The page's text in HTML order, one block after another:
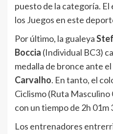
puesto de la categoría.
los Juegos en este
Por último, la gualeya
Boccia (Individual BC3)
medalla de bronce ante
Carvalho. En tanto, el
Ciclismo (Ruta
con un tiempo de 2h 01m
Los entrenadores